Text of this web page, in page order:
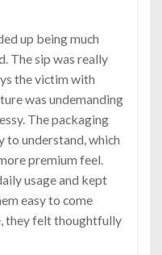
up being much
The sip was really
the victim with
was undemanding
The packaging
to understand, which
premium feel.
usage and kept
easy to come
they felt thoughtfully